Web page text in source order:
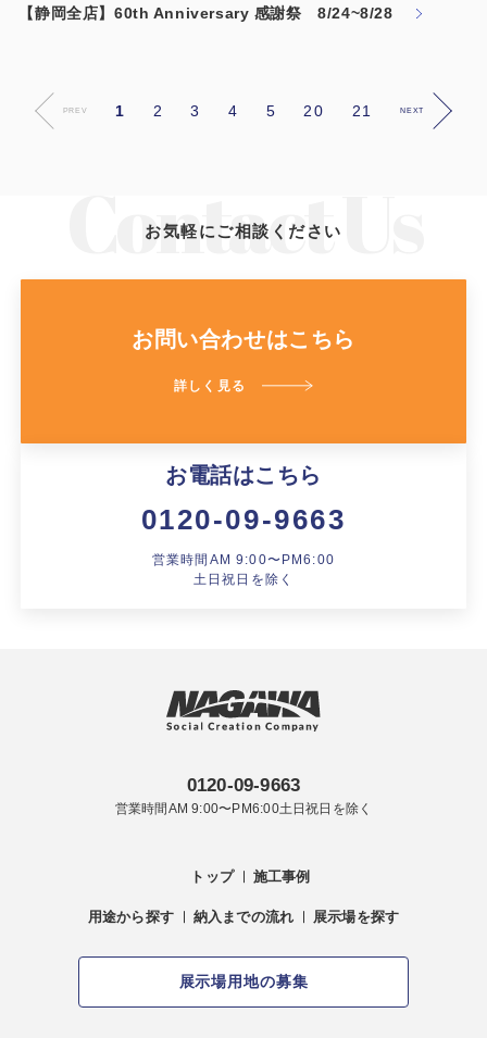
【静岡全店】60th Anniversary 感謝祭 8/24~8/28
PREV 1 2 3 4 5 20 21 NEXT
お気軽にご相談ください
お問い合わせはこちら
詳しく見る
お電話はこちら
0120-09-9663
営業時間AM 9:00〜PM6:00
土日祝日を除く
0120-09-9663
営業時間AM 9:00〜PM6:00土日祝日を除く
トップ 施工事例
用途から探す 納入までの流れ 展示場を探す
展示場用地の募集